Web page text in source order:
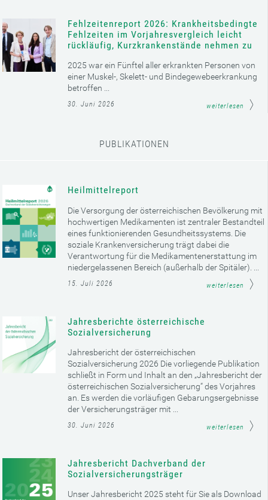
Fehlzeitenreport 2026: Krankheitsbedingte
Fehlzeiten im Vorjahresvergleich leicht
rückläufig, Kurzkrankenstände nehmen zu
2025 war ein Fünftel aller erkrankten Personen von
einer Muskel-, Skelett- und Bindegewebeerkrankung
betroffen ...
30. Juni 2026 weiterlesen
PUBLIKATIONEN
Heilmittelreport
Die Versorgung der österreichischen Bevölkerung mit
hochwertigen Medikamenten ist zentraler Bestandteil
eines funktionierenden Gesundheitssystems. Die
soziale Krankenversicherung trägt dabei die
Verantwortung für die Medikamentenerstattung im
niedergelassenen Bereich (außerhalb der Spitäler). ...
15. Juli 2026 weiterlesen
Jahresberichte österreichische
Sozialversicherung
Jahresbericht der österreichischen
Sozialversicherung 2026 Die vorliegende Publikation
schließt in Form und Inhalt an den „Jahresbericht der
österreichischen Sozialversicherung“ des Vorjahres
an. Es werden die vorläufigen Gebarungsergebnisse
der Versicherungsträger mit ...
30. Juni 2026 weiterlesen
Jahresbericht Dachverband der
Sozialversicherungsträger
Unser Jahresbericht 2025 steht für Sie als Download